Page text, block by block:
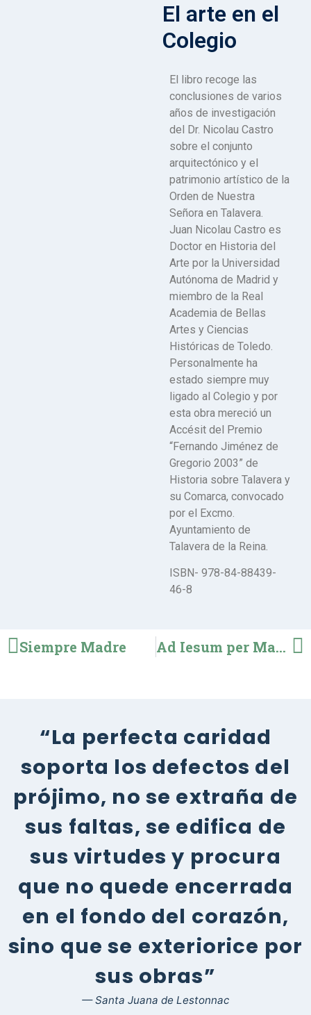
El arte en el
Colegio
El libro recoge las
conclusiones de varios
años de investigación
del Dr. Nicolau Castro
sobre el conjunto
arquitectónico y el
patrimonio artístico de la
Orden de Nuestra
Señora en Talavera.
Juan Nicolau Castro es
Doctor en Historia del
Arte por la Universidad
Autónoma de Madrid y
miembro de la Real
Academia de Bellas
Artes y Ciencias
Históricas de Toledo.
Personalmente ha
estado siempre muy
ligado al Colegio y por
esta obra mereció un
Accésit del Premio
“Fernando Jiménez de
Gregorio 2003” de
Historia sobre Talavera y
su Comarca, convocado
por el Excmo.
Ayuntamiento de
Talavera de la Reina.
ISBN- 978-84-88439-
46-8
Siempre Madre Ad Iesum per Mariam
“La perfecta caridad
soporta los defectos del
prójimo, no se extraña de
sus faltas, se edifica de
sus virtudes y procura
que no quede encerrada
en el fondo del corazón,
sino que se exteriorice por
sus obras”
— Santa Juana de Lestonnac